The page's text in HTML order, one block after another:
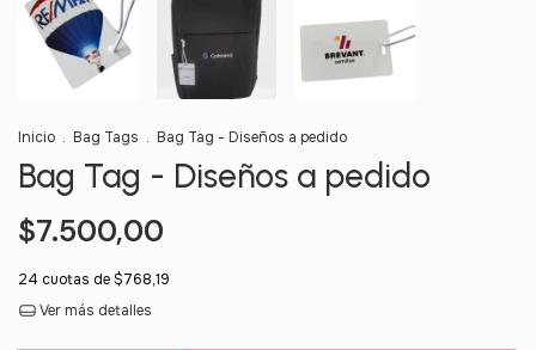
Inicio . Bag Tags . Bag Tag - Diseños a pedido
Bag Tag - Diseños a pedido
$7.500,00
24 cuotas de$768,19
Ver más detalles